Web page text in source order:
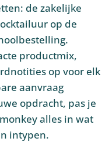
de zakelijke
op de
productmix,
op voor elk
aanvraag
opdracht, pas je
alles in wat
intypen.